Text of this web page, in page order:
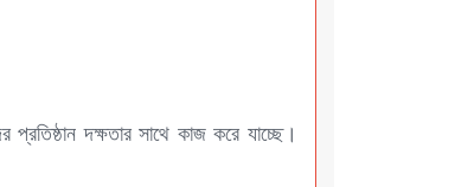
প্রতিষ্ঠান দক্ষতার সাথে কাজ করে যাচ্ছে।